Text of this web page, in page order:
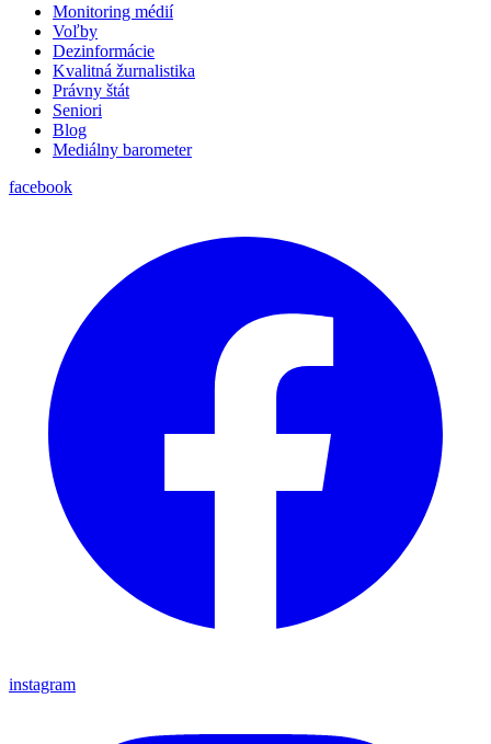
Monitoring médií
Voľby
Dezinformácie
Kvalitná žurnalistika
Právny štát
Seniori
Blog
Mediálny barometer
facebook
instagram